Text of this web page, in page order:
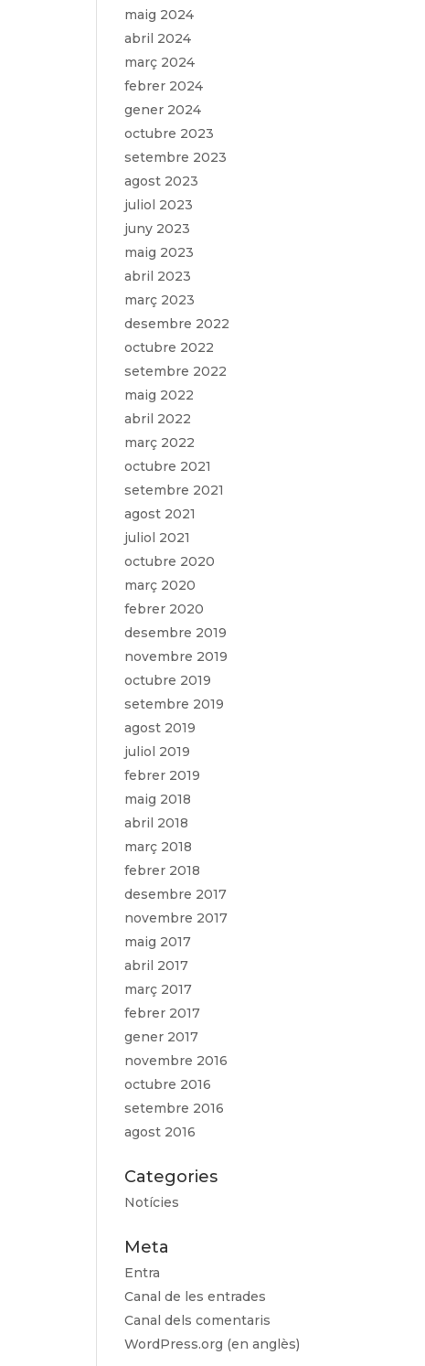
maig 2024
abril 2024
març 2024
febrer 2024
gener 2024
octubre 2023
setembre 2023
agost 2023
juliol 2023
juny 2023
maig 2023
abril 2023
març 2023
desembre 2022
octubre 2022
setembre 2022
maig 2022
abril 2022
març 2022
octubre 2021
setembre 2021
agost 2021
juliol 2021
octubre 2020
març 2020
febrer 2020
desembre 2019
novembre 2019
octubre 2019
setembre 2019
agost 2019
juliol 2019
febrer 2019
maig 2018
abril 2018
març 2018
febrer 2018
desembre 2017
novembre 2017
maig 2017
abril 2017
març 2017
febrer 2017
gener 2017
novembre 2016
octubre 2016
setembre 2016
agost 2016
Categories
Notícies
Meta
Entra
Canal de les entrades
Canal dels comentaris
WordPress.org (en anglès)